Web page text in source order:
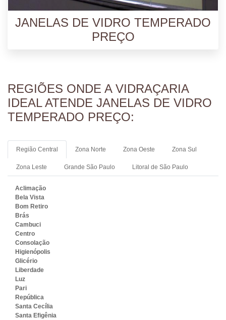
JANELAS DE VIDRO TEMPERADO
PREÇO
REGIÕES ONDE A VIDRAÇARIA
IDEAL ATENDE JANELAS DE VIDRO
TEMPERADO PREÇO:
Região Central Zona Norte Zona Oeste Zona Sul
Zona Leste Grande São Paulo Litoral de São Paulo
Aclimação
Bela Vista
Bom Retiro
Brás
Cambuci
Centro
Consolação
Higienópolis
Glicério
Liberdade
Luz
Pari
República
Santa Cecília
Santa Efigênia